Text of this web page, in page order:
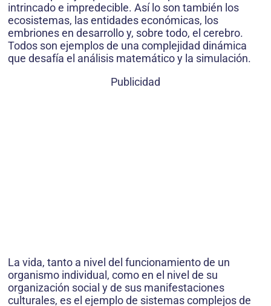
intrincado e impredecible. Así lo son también los
ecosistemas, las entidades económicas, los
embriones en desarrollo y, sobre todo, el cerebro.
Todos son ejemplos de una complejidad dinámica
que desafía el análisis matemático y la simulación.
Publicidad
La vida, tanto a nivel del funcionamiento de un
organismo individual, como en el nivel de su
organización social y de sus manifestaciones
culturales, es el ejemplo de sistemas complejos de